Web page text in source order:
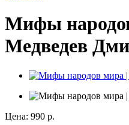
Мифы
Медведев
Цена: 990 р.